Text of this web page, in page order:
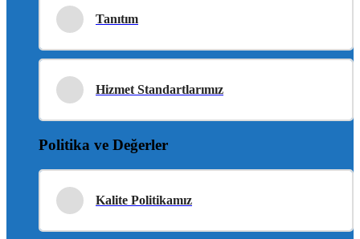
Tanıtım
Hizmet Standartlarımız
Politika ve Değerler
Kalite Politikamız